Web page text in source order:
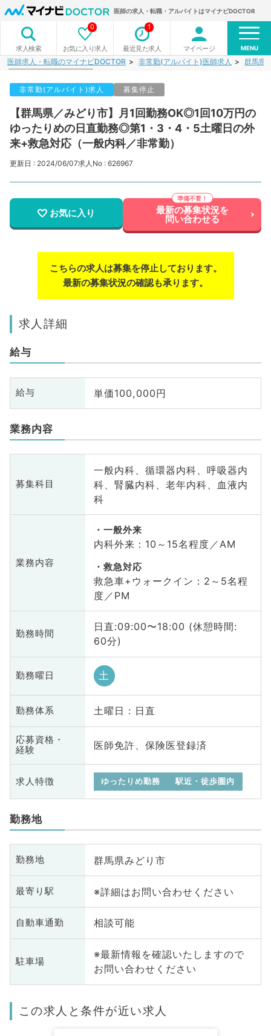
医師の求人・転職・アルバイトはマイナビDOCTOR
求人検索 お気に入り求人
0
最近見た求人
1
マイページ MENU
医師求人・転職のマイナビDOCTOR 非常勤(アルバイト)医師求人 群馬県
非常勤(アルバイト)求人 募集停止
【群馬県／みどり市】月1回勤務OK◎1回10万円の
ゆったりめの日直勤務◎第1・3・4・5土曜日の外
来+救急対応（一般内科／非常勤）
更新日 : 2024/06/07求人No : 626967
お気に入り 最新の募集状況を
問い合わせる
こちらの求人は募集を停止しております。
最新の募集状況の確認も承ります。
求人詳細
給与
給与 単価100,000円
業務内容
募集科目
一般内科、循環器内科、呼吸器内
科、腎臓内科、老年内科、血液内
科
業務内容
一般外来
内科外来：10～15名程度／AM
救急対応
救急車+ウォークイン：2～5名程
度／PM
勤務時間
日直:09:00〜18:00 (休憩時間:
60分)
勤務曜日 土
勤務体系 土曜日 : 日直
応募資格・
経験
医師免許、保険医登録済
求人特徴 ゆったりめ勤務 駅近・徒歩圏内
勤務地
勤務地 群馬県みどり市
最寄り駅 ※詳細はお問い合わせください
自動車通勤 相談可能
駐車場
※最新情報を確認いたしますので
お問い合わせください
この求人と条件が近い求人